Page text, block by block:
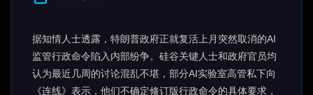
据知情人士透露，特朗普政府正就复活上月突然取消的AI
监管行政命令陷入内部纷争。硅谷关键人士和政府官员均
认为最近几周的讨论混乱不堪，部分AI实验室高管私下向
《连线》表示，他们不确定修订版行政命令的具体要求，